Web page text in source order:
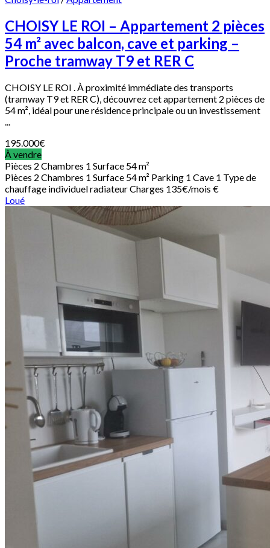
CHOISY LE ROI – Appartement 2 pièces
54 m² avec balcon, cave et parking –
Proche tramway T9 et RER C
CHOISY LE ROI . À proximité immédiate des transports
(tramway T9 et RER C), découvrez cet appartement 2 pièces de
54 m², idéal pour une résidence principale ou un investissement
195.000€
À vendre
Pièces 2 Chambres 1 Surface 54 m²
Pièces 2 Chambres 1 Surface 54 m² Parking 1 Cave 1 Type de
chauffage individuel radiateurCharges 135€/mois €
Loué